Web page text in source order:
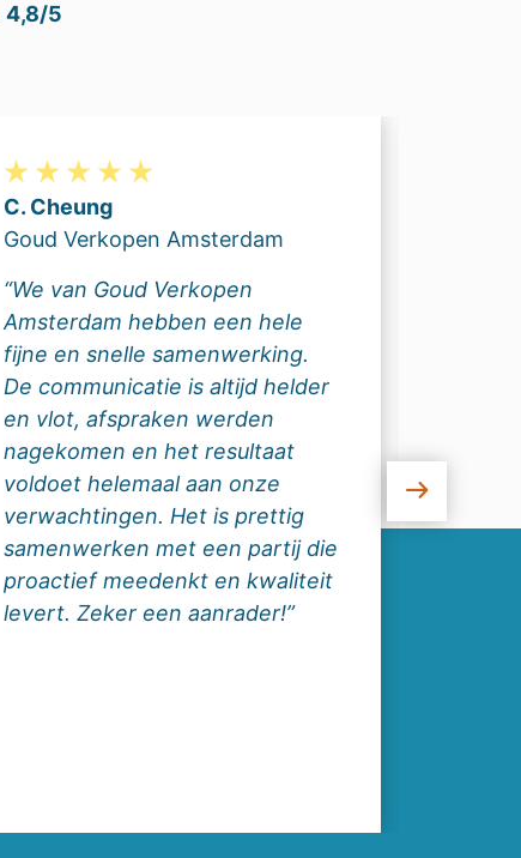
4,8/5
C. Cheung
Goud Verkopen Amsterdam
“We van Goud Verkopen
Amsterdam hebben een hele
fijne en snelle samenwerking.
De communicatie is altijd helder
en vlot, afspraken werden
nagekomen en het resultaat
voldoet helemaal aan onze
verwachtingen. Het is prettig
samenwerken met een partij die
proactief meedenkt en kwaliteit
levert. Zeker een aanrader!”